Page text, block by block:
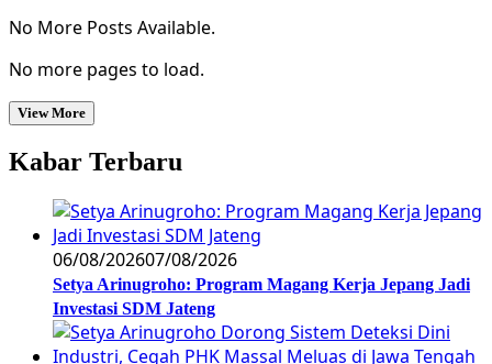
No More Posts Available.
No more pages to load.
View More
Kabar Terbaru
06/08/202607/08/2026
Setya Arinugroho: Program Magang Kerja Jepang Jadi
Investasi SDM Jateng